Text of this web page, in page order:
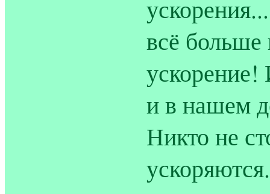
всё
ускорение!
и в нашем
Никто не
ускоряются.